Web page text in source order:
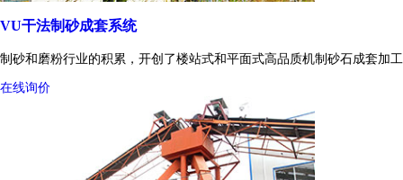
VU干法制砂成套系统
制砂和磨粉行业的积累，开创了楼站式和平面式高品质机制砂石成套加
在线询价